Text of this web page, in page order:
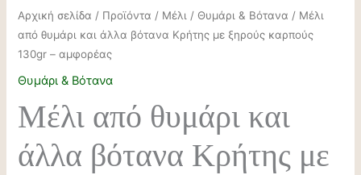
Αρχική σελίδα / Προϊόντα / Μέλι / Θυμάρι & Βότανα / Μέλι
από θυμάρι και άλλα βότανα Κρήτης με ξηρούς καρπούς
130gr – αμφορέας
Θυμάρι & Βότανα
Μέλι από θυμάρι και
άλλα βότανα Κρήτης με